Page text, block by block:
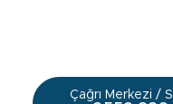
Çağrı Merkezi /